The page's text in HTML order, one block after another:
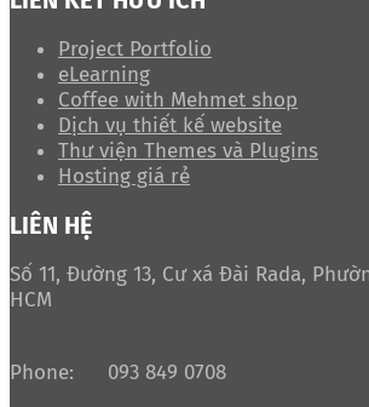
Project Portfolio
eLearning
Coffee with Mehmet shop
Dịch vụ thiết kế website
Thư viện Themes và Plugins
Hosting giá rẻ
LIÊN HỆ
Số 11, Đường 13, Cư xá Đài Rada,
HCM
Phone:
093 849 0708